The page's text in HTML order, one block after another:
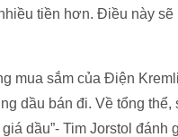
tiền hơn. Điều này sẽ
mua sắm của Điện
dầu bán đi. Về tổng thể,
dầu”- Tim Jorstol đánh